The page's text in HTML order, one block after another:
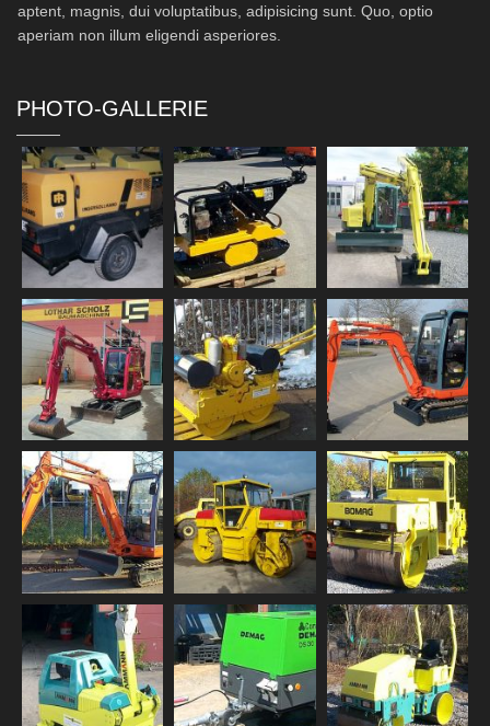
aptent, magnis, dui voluptatibus, adipisicing sunt. Quo, optio
aperiam non illum eligendi asperiores.
PHOTO-GALLERIE